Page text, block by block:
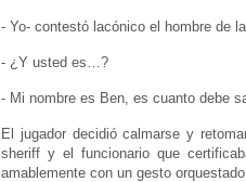
- Yo- contestó lacónico el hombre de
- ¿Y usted es…?
- Mi nombre es Ben, es cuanto debe
El jugador decidió calmarse y
sheriff y el funcionario que
amablemente con un gesto